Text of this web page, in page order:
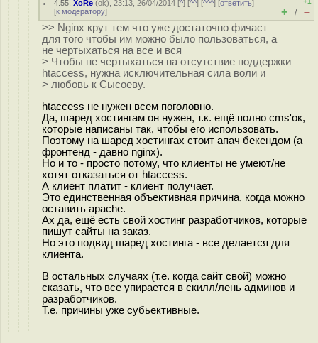
4.55 ,XoRe (ok), 23:13, 26/04/2014 [^] [^^] [^^^] [ответить]
[к модератору] + / –
>> Nginx крут тем что уже достаточно фичаст
для того чтобы им можно было пользоваться, а
не чертыхаться на все и вся
> Чтобы не чертыхаться на отсутствие поддержки
htaccess, нужна исключительная сила воли и
> любовь к Сысоеву.
htaccess не нужен всем поголовно.
Да, шаред хостингам он нужен, т.к. ещё полно cms'ок,
которые написаны так, чтобы его использовать.
Поэтому на шаред хостингах стоит апач бекендом (а
фронтенд - давно nginx).
Но и то - просто потому, что клиенты не умеют/не
хотят отказаться от htaccess.
А клиент платит - клиент получает.
Это единственная объективная причина, когда можно
оставить apache.
Ах да, ещё есть свой хостинг разработчиков, которые
пишут сайты на заказ.
Но это подвид шаред хостинга - все делается для
клиента.
В остальных случаях (т.е. когда сайт свой) можно
сказать, что все упирается в скилл/лень админов и
разработчиков.
Т.е. причины уже субьективные.